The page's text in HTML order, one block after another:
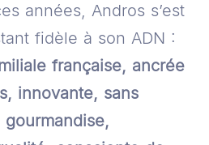
années, Andros s’est
fidèle à son ADN :
française, ancrée
innovante, sans